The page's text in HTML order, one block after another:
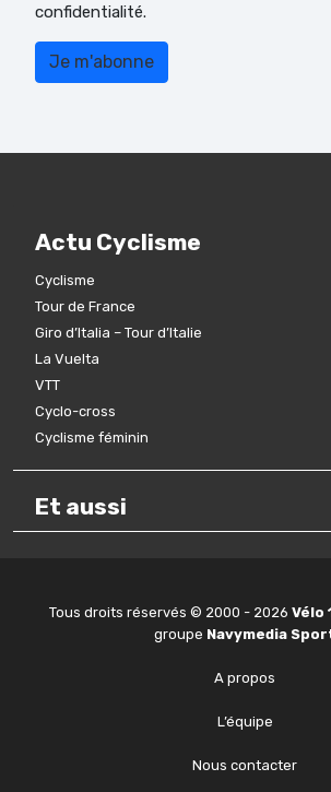
confidentialité.
Actu Cyclisme
Cyclisme
Tour de France
Giro d’Italia – Tour d’Italie
La Vuelta
VTT
Cyclo-cross
Cyclisme féminin
Et aussi
Tous droits réservés © 2000 - 2026 Vélo
groupe Navymedia
A propos
L’équipe
Nous contacter